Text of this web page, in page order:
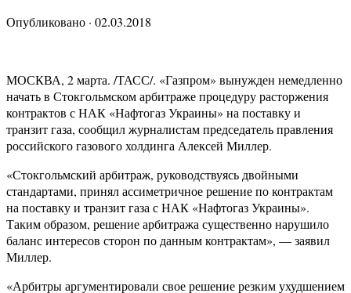
Опубликовано · 02.03.2018
МОСКВА, 2 марта. /ТАСС/. «Газпром» вынужден немедленно
начать в Стокгольмском арбитраже процедуру расторжения
контрактов с НАК «Нафтогаз Украины» на поставку и
транзит газа, сообщил журналистам председатель правления
российского газового холдинга Алексей Миллер.
«Стокгольмский арбитраж, руководствуясь двойными
стандартами, принял ассиметричное решение по контрактам
на поставку и транзит газа с НАК «Нафтогаз Украины».
Таким образом, решение арбитража существенно нарушило
баланс интересов сторон по данным контрактам», — заявил
Миллер.
«Арбитры аргументировали свое решение резким ухудшением